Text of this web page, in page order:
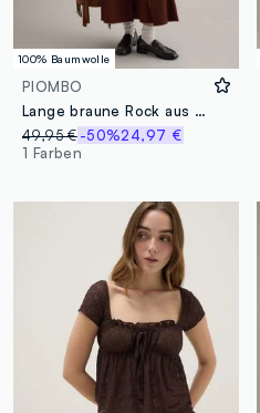
100% Baumwolle
PIOMBO
Lange braune Rock aus reiner Baumwolle mit normaler Passform
49,95 €-50%24,97 €
1 Farben